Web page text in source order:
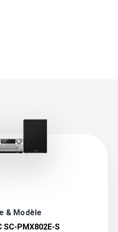
& Modèle
SC-PMX802E-S